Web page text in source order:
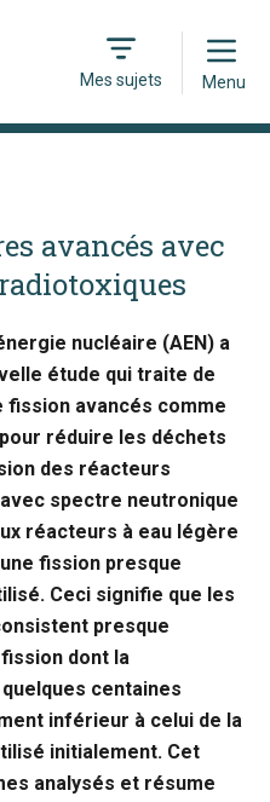
Mes sujets
Open
Menu
avancés avec
nucléaire (AEN) a
étude qui traite de
avancés comme
réduire les déchets
des réacteurs
spectre neutronique
réacteurs à eau légère
fission presque
Ceci signifie que les
presque
dont la
centaines
inférieur à celui de la
initialement. Cet
analysés et résume